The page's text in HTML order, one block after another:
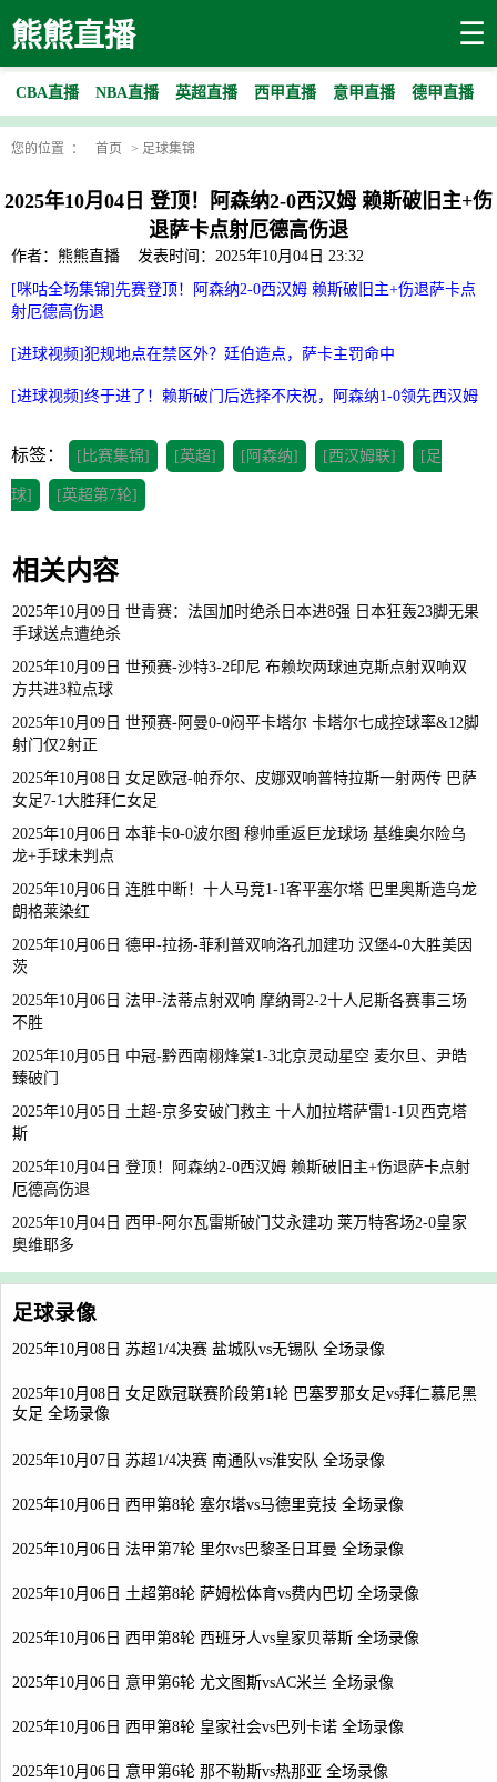
熊熊直播 ☰
CBA直播 NBA直播 英超直播 西甲直播 意甲直播 德甲直播
您的位置 ： 首页 > 足球集锦
2025年10月04日 登顶！阿森纳2-0西汉姆 赖斯破旧主+伤
退萨卡点射厄德高伤退
作者：熊熊直播
发表时间：2025年10月04日 23:32
[咪咕全场集锦]先赛登顶！阿森纳2-0西汉姆 赖斯破旧主+伤退萨卡点
射厄德高伤退
[进球视频]犯规地点在禁区外？廷伯造点，萨卡主罚命中
[进球视频]终于进了！赖斯破门后选择不庆祝，阿森纳1-0领先西汉姆
标签： [比赛集锦] [英超] [阿森纳] [西汉姆联] [足
球] [英超第7轮]
相关内容
2025年10月09日 世青赛：法国加时绝杀日本进8强 日本狂轰23脚无果
手球送点遭绝杀
2025年10月09日 世预赛-沙特3-2印尼 布赖坎两球迪克斯点射双响双
方共进3粒点球
2025年10月09日 世预赛-阿曼0-0闷平卡塔尔 卡塔尔七成控球率&12脚
射门仅2射正
2025年10月08日 女足欧冠-帕乔尔、皮娜双响普特拉斯一射两传 巴萨
女足7-1大胜拜仁女足
2025年10月06日 本菲卡0-0波尔图 穆帅重返巨龙球场 基维奥尔险乌
龙+手球未判点
2025年10月06日 连胜中断！十人马竞1-1客平塞尔塔 巴里奥斯造乌龙
朗格莱染红
2025年10月06日 德甲-拉扬-菲利普双响洛孔加建功 汉堡4-0大胜美因
茨
2025年10月06日 法甲-法蒂点射双响 摩纳哥2-2十人尼斯各赛事三场
不胜
2025年10月05日 中冠-黔西南栩烽棠1-3北京灵动星空 麦尔旦、尹皓
臻破门
2025年10月05日 土超-京多安破门救主 十人加拉塔萨雷1-1贝西克塔
斯
2025年10月04日 登顶！阿森纳2-0西汉姆 赖斯破旧主+伤退萨卡点射
厄德高伤退
2025年10月04日 西甲-阿尔瓦雷斯破门艾永建功 莱万特客场2-0皇家
奥维耶多
足球录像
2025年10月08日 苏超1/4决赛 盐城队vs无锡队 全场录像
2025年10月08日 女足欧冠联赛阶段第1轮 巴塞罗那女足vs拜仁慕尼黑
女足 全场录像
2025年10月07日 苏超1/4决赛 南通队vs淮安队 全场录像
2025年10月06日 西甲第8轮 塞尔塔vs马德里竞技 全场录像
2025年10月06日 法甲第7轮 里尔vs巴黎圣日耳曼 全场录像
2025年10月06日 土超第8轮 萨姆松体育vs费内巴切 全场录像
2025年10月06日 西甲第8轮 西班牙人vs皇家贝蒂斯 全场录像
2025年10月06日 意甲第6轮 尤文图斯vsAC米兰 全场录像
2025年10月06日 西甲第8轮 皇家社会vs巴列卡诺 全场录像
2025年10月06日 意甲第6轮 那不勒斯vs热那亚 全场录像